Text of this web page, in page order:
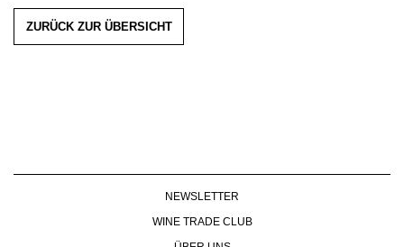
ZURÜCK ZUR ÜBERSICHT
NEWSLETTER
WINE TRADE CLUB